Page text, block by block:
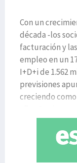
Con un
década -los
facturación y
empleo en un
I+D+i de 1.562
previsiones
creciendo